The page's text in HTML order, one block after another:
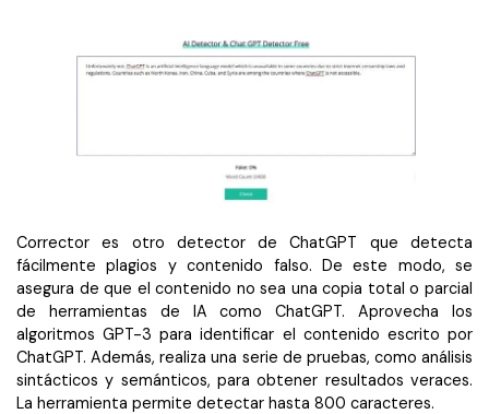
Corrector es otro detector de ChatGPT que detecta
fácilmente plagios y contenido falso. De este modo, se
asegura de que el contenido no sea una copia total o parcial
de herramientas de IA como ChatGPT. Aprovecha los
algoritmos GPT-3 para identificar el contenido escrito por
ChatGPT. Además, realiza una serie de pruebas, como análisis
sintácticos y semánticos, para obtener resultados veraces.
La herramienta permite detectar hasta 800 caracteres.